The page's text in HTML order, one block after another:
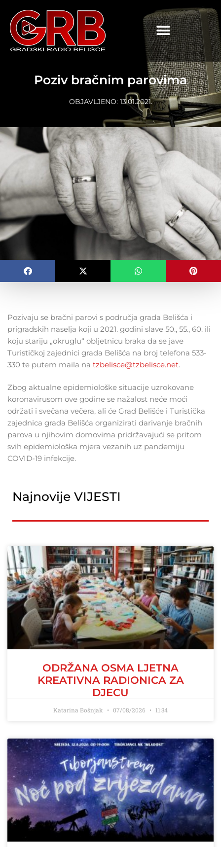
Poziv bračnim parovima
OBJAVLJENO: 13.01.2021.
Pozivaju se bračni parovi s područja grada Belišća i
prigradskih naselja koji u 2021. godini slave 50., 55., 60. ili
koju stariju „okruglu“ obljetnicu braka da se jave
Turističkoj zajednici grada Belišća na broj telefona 533-
330 te putem maila na tzbelisce@tzbelisce.net.
Zbog aktualne epidemiološke situacije uzrokovane
koronavirusom ove godine se nažalost neće moći
održati i svečana večera, ali će Grad Belišće i Turistička
zajednica grada Belišća organizirati darivanje bračnih
parova u njihovim domovima pridržavajući se pritom
svih epidemiološka mjera vezanih uz pandemiju
COVID-19 infekcije.
Najnovije VIJESTI
ODRŽANA OSMA LJETNA
KREATIVNA RADIONICA ZA
DJECU
Katarina Bošnjak 07/08/2026 11:34